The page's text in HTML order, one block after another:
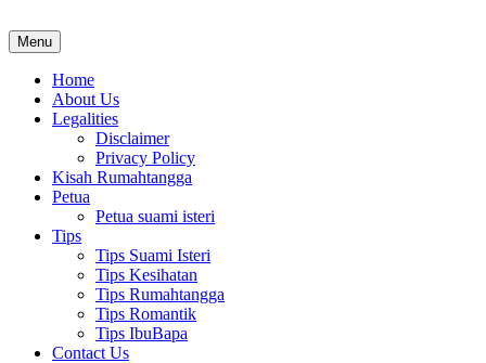
Menu
Home
About Us
Legalities
Disclaimer
Privacy Policy
Kisah Rumahtangga
Petua
Petua suami isteri
Tips
Tips Suami Isteri
Tips Kesihatan
Tips Rumahtangga
Tips Romantik
Tips IbuBapa
Contact Us